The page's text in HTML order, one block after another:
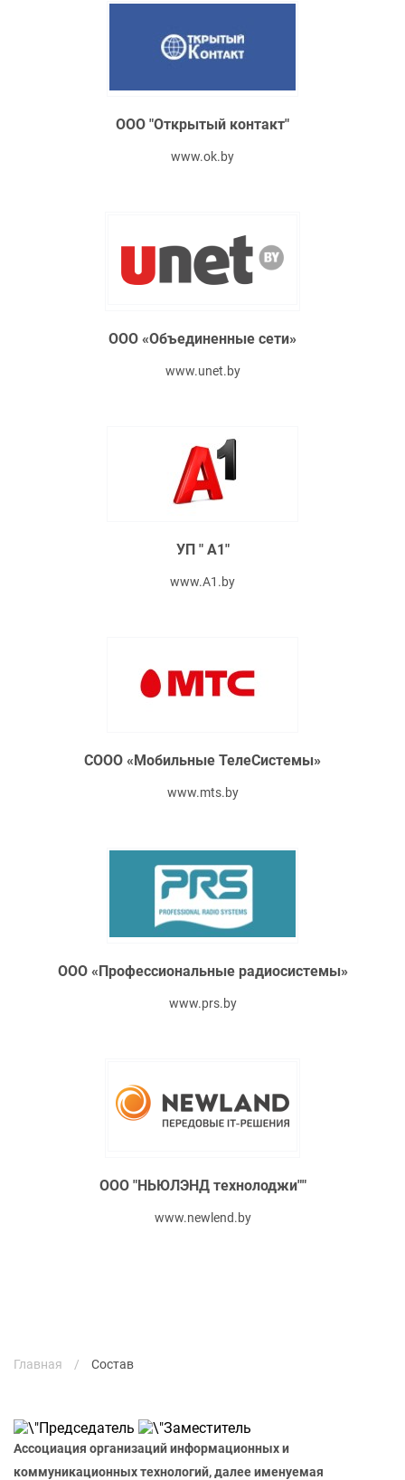
ООО "Открытый контакт"
www.ok.by
ООО «Объединенные сети»
www.unet.by
УП " А1"
www.A1.by
СООО «Мобильные ТелеСистемы»
www.mts.by
ООО «Профессиональные радиосистемы»
www.prs.by
ООО "НЬЮЛЭНД технолоджи""
www.newlend.by
Главная / Состав
Ассоциация организаций информационных и
коммуникационных технологий, далее именуемая